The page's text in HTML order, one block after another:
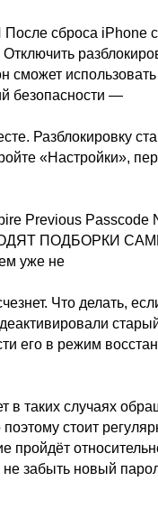
сброса iPhone
сможет
безопасности —
Разблокировку
«Настройки»,
Previous
ПОДБОРКИ
уже не
Что делать,
его в режим
в таких случаях
стоит
пройдёт
забыть новый